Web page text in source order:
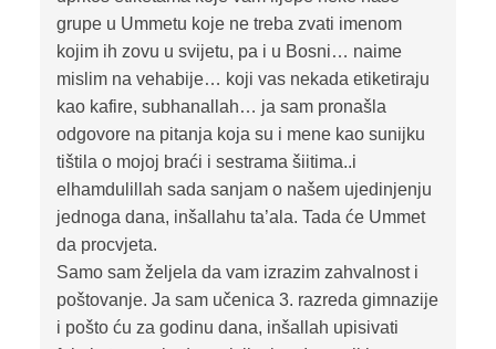
grupe u Ummetu koje ne treba zvati imenom
kojim ih zovu u svijetu, pa i u Bosni… naime
mislim na vehabije… koji vas nekada etiketiraju
kao kafire, subhanallah… ja sam pronašla
odgovore na pitanja koja su i mene kao sunijku
tištila o mojoj braći i sestrama šiitima..i
elhamdulillah sada sanjam o našem ujedinjenju
jednoga dana, inšallahu ta’ala. Tada će Ummet
da procvjeta.
Samo sam željela da vam izrazim zahvalnost i
poštovanje. Ja sam učenica 3. razreda gimnazije
i pošto ću za godinu dana, inšallah upisivati